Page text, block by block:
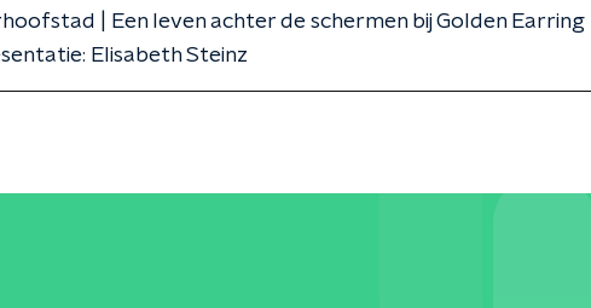
| Een leven achter de schermen bij Golden Earring |
Elisabeth Steinz